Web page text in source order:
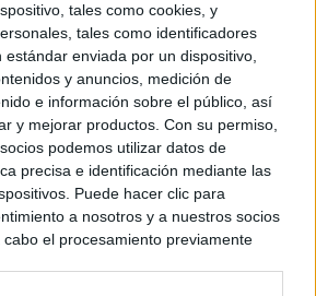
tales como cookies, y
tales como identificadores
enviada por un dispositivo,
y anuncios, medición de
e información sobre el público, así
y mejorar productos. Con su permiso,
podemos utilizar datos de
precisa e identificación mediante las
Puede hacer clic para
a nosotros y a nuestros socios
el procesamiento previamente
un nuevo cruce
15 de agosto
Legal Privacidad y Cookies